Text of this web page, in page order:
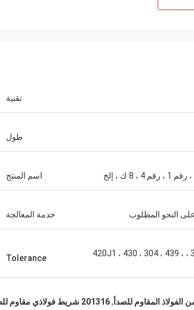
جدا شكرا لك على الاحتراف والكفاءة.
تقنية
طول
اسم المنتج
خدمة المعالجة
410 ، 316 ل ، 316 ، 420J1 ، 430 ، 304 ، 439 ،
Tolerance
,201316 شريط فولاذي مقاوم للصدأ